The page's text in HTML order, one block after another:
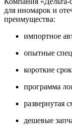
для иномарок и
преимущества:
импортное
опытные
короткие
программа
развернутая
дешевые